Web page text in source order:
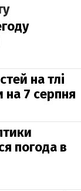
на тлі
на 7 серпня
погода в